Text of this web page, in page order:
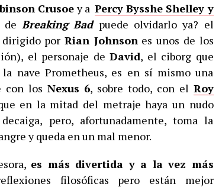
Crusoey aPercy Bysshe Shelley y
deBreaking Badpuede olvidarlo ya? el
dirigido porRian Johnsones unos de los
el personaje deDavid, el ciborg que
nave Prometheus, es en sí mismo una
con los Nexus 6, sobre todo, con el Roy
en la mitad del metraje haya un nudo
pero, afortunadamente, toma la
y queda en un mal menor.
es más divertida y a la vez más
filosóficas pero están mejor